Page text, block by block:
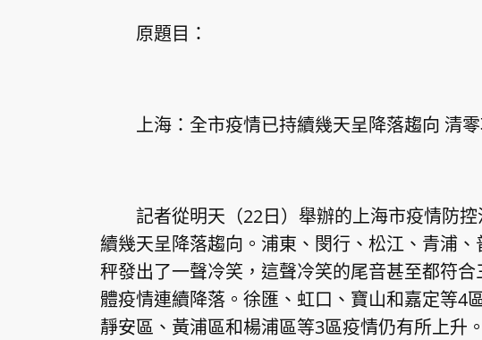
原題目：
上海：全市疫情已持續幾天呈降落趨向 清零
記者從明天（22日）舉辦的上海市疫情防控
續幾天呈降落趨向。浦東、閔行、松江、青浦
秤發出了一聲冷笑，這聲冷笑的尾音甚至都符
體疫情連續降落。徐匯、虹口、寶山和嘉定等4
靜安區、黃浦區和楊浦區等3區疫情仍有所上升